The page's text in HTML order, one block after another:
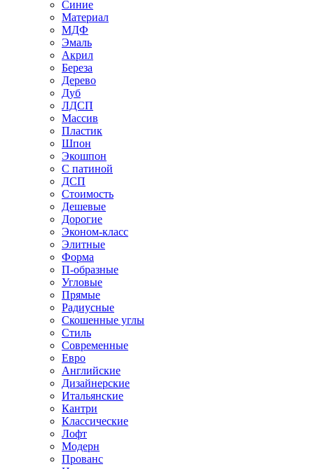
Синие
Материал
МДФ
Эмаль
Акрил
Береза
Дерево
Дуб
ЛДСП
Массив
Пластик
Шпон
Экошпон
С патиной
ДСП
Стоимость
Дешевые
Дорогие
Эконом-класс
Элитные
Форма
П-образные
Угловые
Прямые
Радиусные
Скошенные углы
Стиль
Современные
Евро
Английские
Дизайнерские
Итальянские
Кантри
Классические
Лофт
Модерн
Прованс